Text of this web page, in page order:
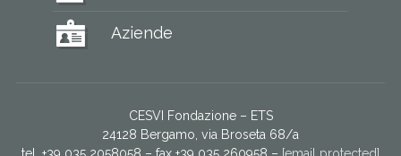
Aziende
CESVI Fondazione – ETS
24128 Bergamo, via Broseta 68/a